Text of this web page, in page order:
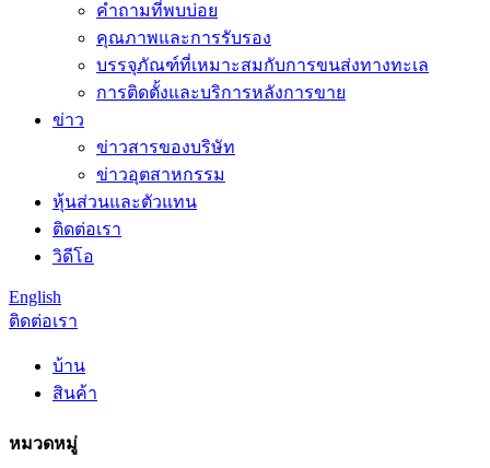
คำถามที่พบบ่อย
คุณภาพและการรับรอง
บรรจุภัณฑ์ที่เหมาะสมกับการขนส่งทางทะเล
การติดตั้งและบริการหลังการขาย
ข่าว
ข่าวสารของบริษัท
ข่าวอุตสาหกรรม
หุ้นส่วนและตัวแทน
ติดต่อเรา
วิดีโอ
English
ติดต่อเรา
บ้าน
สินค้า
หมวดหมู่